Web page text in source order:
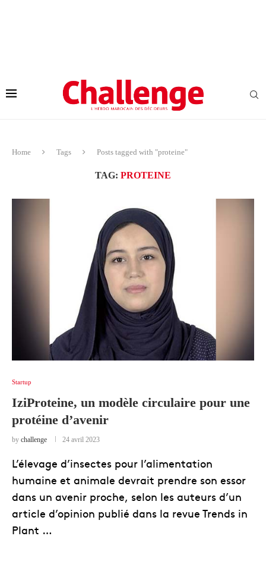
Home Tags Posts tagged with "proteine"
TAG: PROTEINE
Startup
IziProteine, un modèle circulaire pour une
protéine d’avenir
by challenge 24 avril 2023
L’élevage d’insectes pour l’alimentation
humaine et animale devrait prendre son essor
dans un avenir proche, selon les auteurs d’un
article d’opinion publié dans la revue Trends in
Plant …